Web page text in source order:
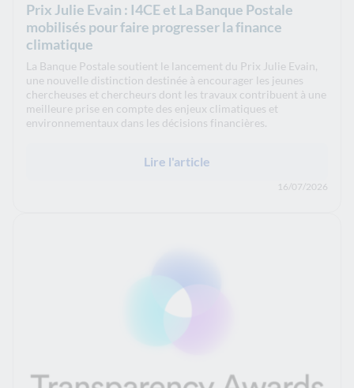
Prix Julie Evain : I4CE et La Banque Postale
mobilisés pour faire progresser la finance
climatique
La Banque Postale soutient le lancement du Prix Julie Evain,
une nouvelle distinction destinée à encourager les jeunes
chercheuses et chercheurs dont les travaux contribuent à une
meilleure prise en compte des enjeux climatiques et
environnementaux dans les décisions financières.
Lire l'article
16/07/2026